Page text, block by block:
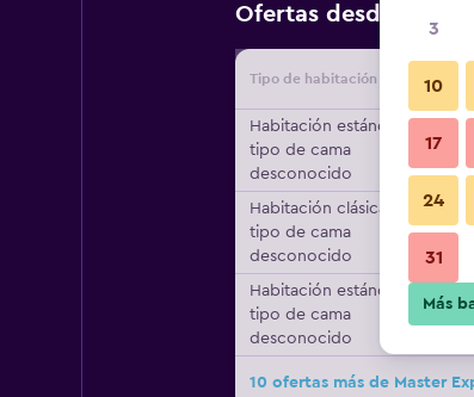
Ofertas desde
Tipo de habitación
Habitación estándar,
tipo de cama
desconocido
Habitación clásica,
tipo de cama
desconocido
Habitación estándar,
tipo de cama
desconocido
10 ofertas más de Master
3
10
17
24
31
Más